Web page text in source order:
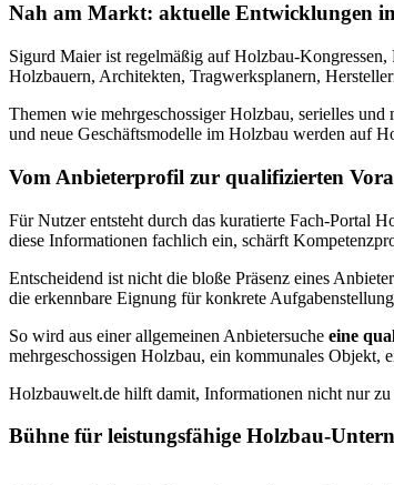
Nah am Markt: aktuelle Entwicklungen
Sigurd Maier ist regelmäßig auf Holzbau-
Holzbauern, Architekten, Tragwerksplanern,
Themen wie mehrgeschossiger Holzbau, serielles
und neue Geschäftsmodelle im Holzbau werden auf
Vom Anbieterprofil zur qualifizierten
Für Nutzer entsteht durch das kuratierte Fach-Portal
diese Informationen fachlich ein, schärft
Entscheidend ist nicht die bloße Präsenz eines
die erkennbare Eignung für konkrete
So wird aus einer allgemeinen Anbietersuche eine
mehrgeschossigen Holzbau, ein kommunales Objekt,
Holzbauwelt.de hilft damit, Informationen nicht nur zu
Bühne für leistungsfähige Holzbau-